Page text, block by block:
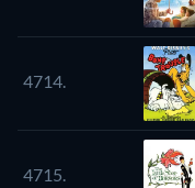
4714.
4715.